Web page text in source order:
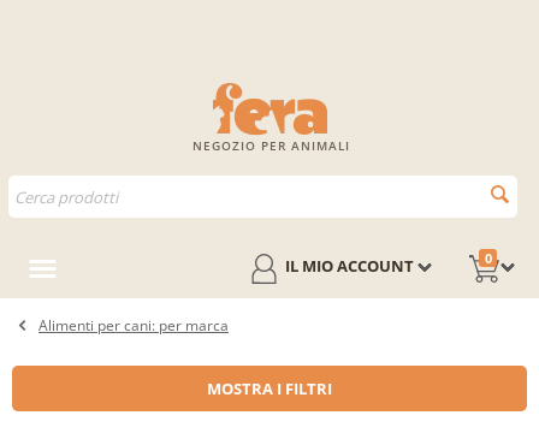
NEGOZIO PER ANIMALI
0
IL MIO ACCOUNT
Alimenti per cani: per marca
MOSTRA I FILTRI